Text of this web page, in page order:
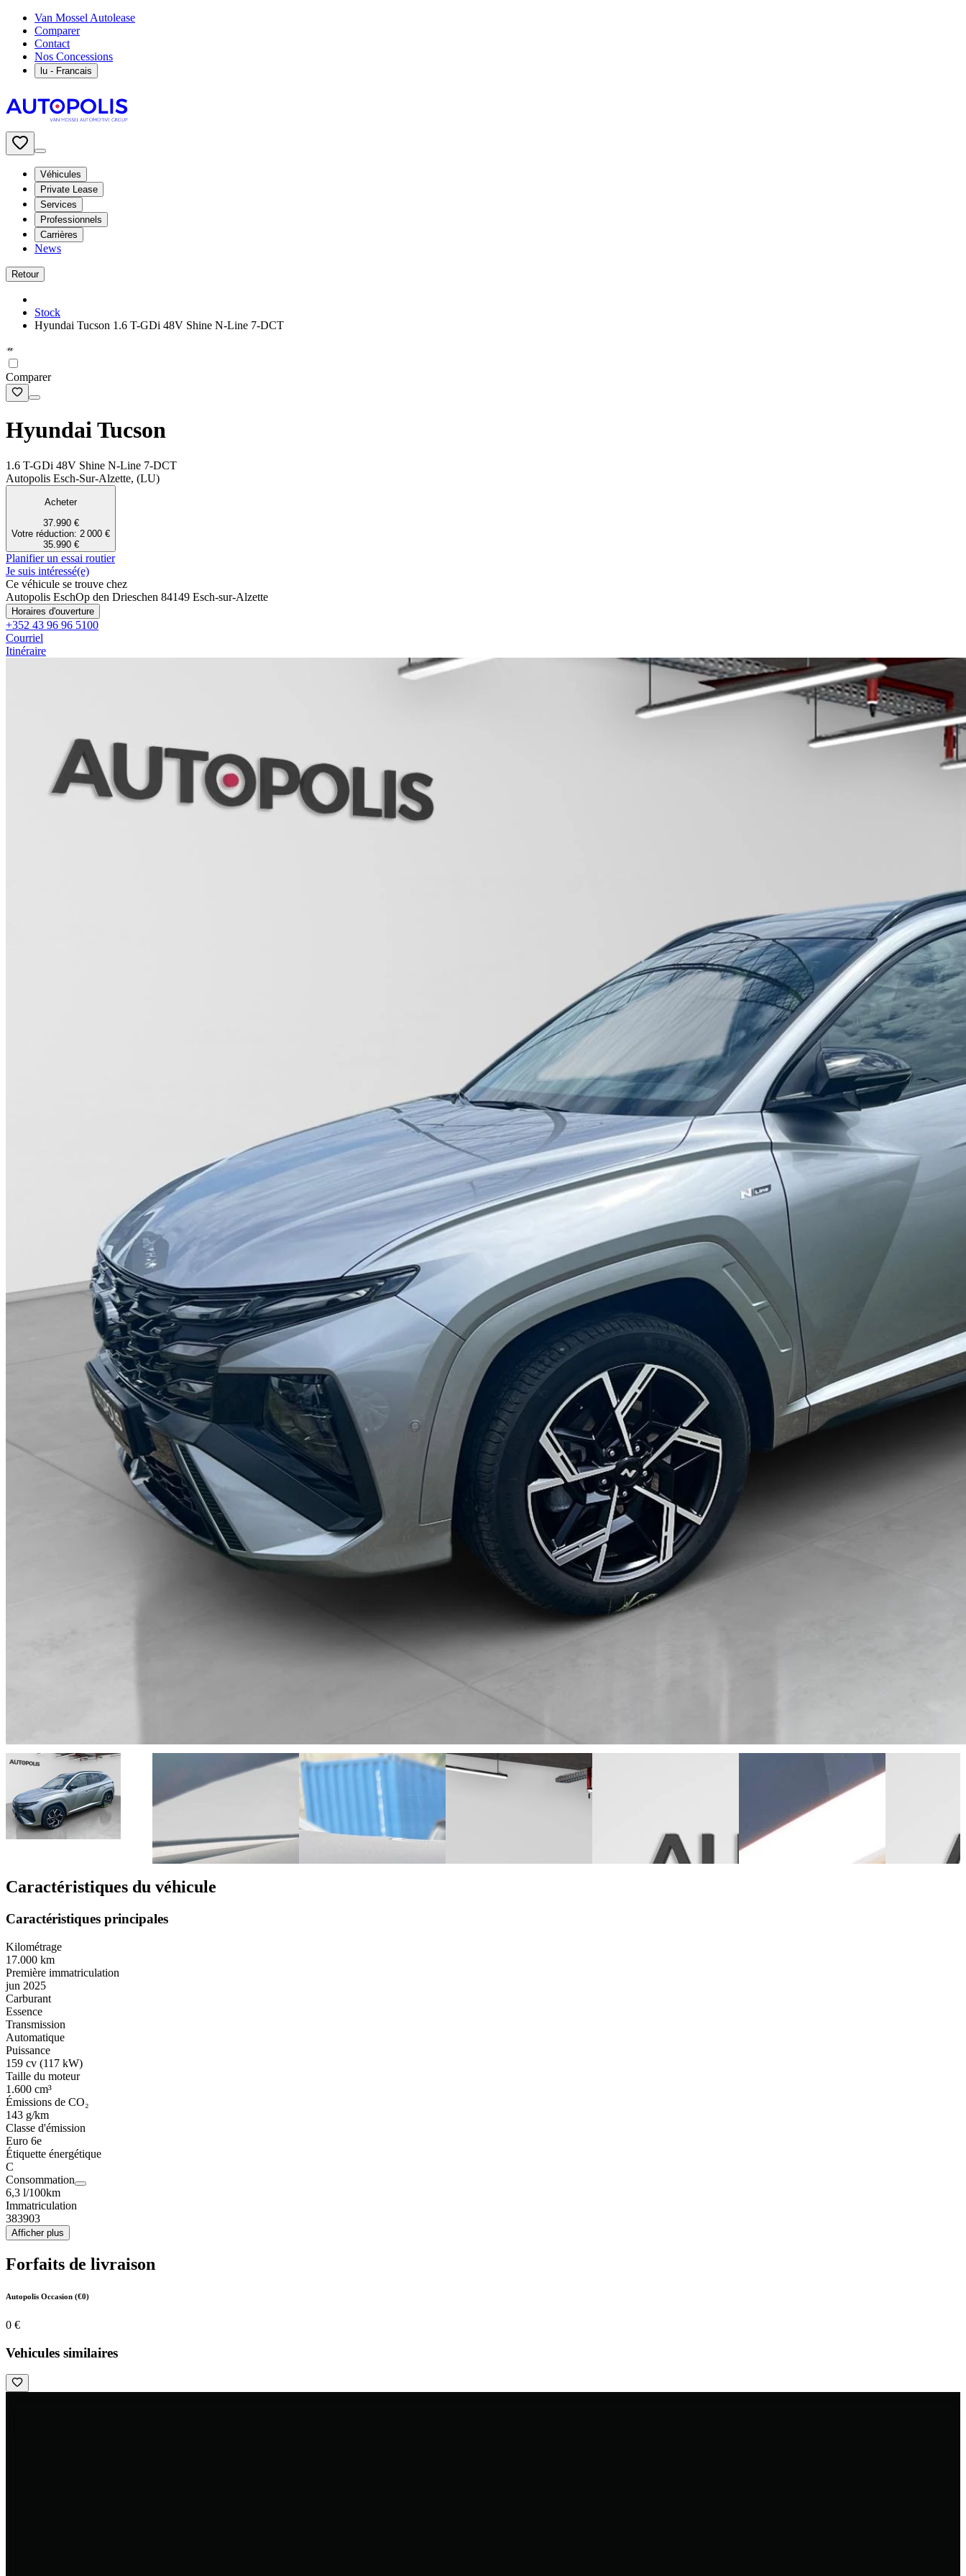
Van Mossel Autolease
Comparer
Contact
Nos Concessions
lu - Francais
Véhicules
Private Lease
Services
Professionnels
Carrières
News
Retour
Stock
Hyundai Tucson 1.6 T-GDi 48V Shine N-Line 7-DCT
Comparer
Hyundai Tucson
1.6 T-GDi 48V Shine N-Line 7-DCT
Autopolis Esch-Sur-Alzette, (LU)
Acheter
37.990 €
Votre réduction: 2 000 €
35.990 €
Planifier un essai routier
Je suis intéressé(e)
Ce véhicule se trouve chez
Autopolis EschOp den Drieschen 84149 Esch-sur-Alzette
Horaires d'ouverture
+352 43 96 96 5100
Courriel
Itinéraire
Caractéristiques du véhicule
Caractéristiques principales
Kilométrage
17.000 km
Première immatriculation
jun 2025
Carburant
Essence
Transmission
Automatique
Puissance
159 cv (117 kW)
Taille du moteur
1.600 cm³
Émissions de CO₂
143 g/km
Classe d'émission
Euro 6e
Étiquette énergétique
C
Consommation
6,3 l/100km
Immatriculation
383903
Afficher plus
Forfaits de livraison
Autopolis Occasion (€0)
0 €
Vehicules similaires